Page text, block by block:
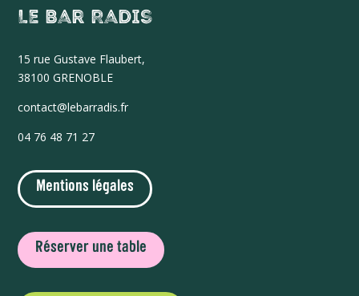
Le Bar Radis
15 rue Gustave Flaubert,
38100 GRENOBLE
contact@lebarradis.fr
04 76 48 71 27
Mentions légales
Réserver une table